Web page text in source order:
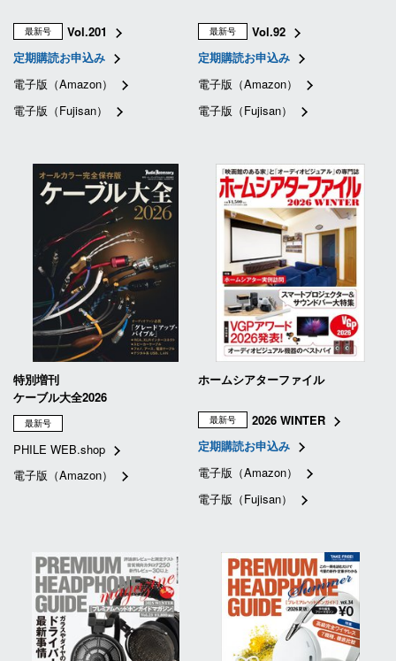
最新号
Vol.201
定期購読お申込み
電子版（Amazon）
電子版（Fujisan）
最新号
Vol.92
定期購読お申込み
電子版（Amazon）
電子版（Fujisan）
特別増刊
ケーブル大全2026
最新号
PHILE WEB.shop
電子版（Amazon）
ホームシアターファイル
最新号
2026 WINTER
定期購読お申込み
電子版（Amazon）
電子版（Fujisan）